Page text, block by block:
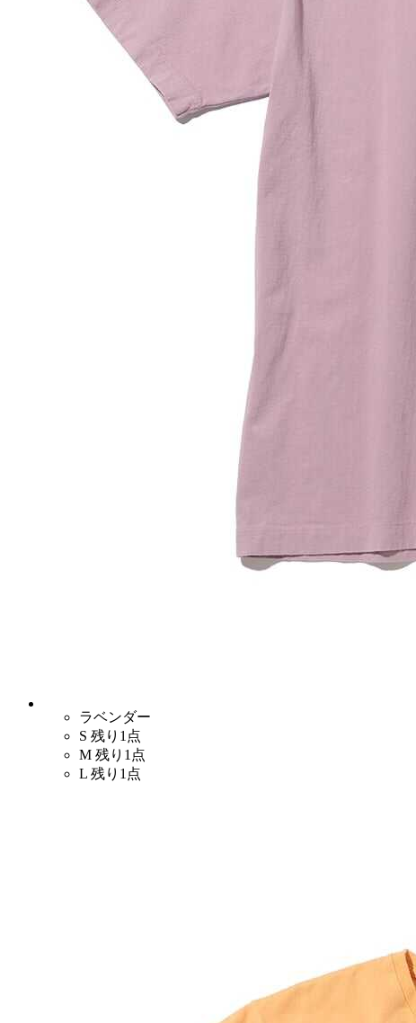
ラベンダー
S 残り1点
M 残り1点
L 残り1点